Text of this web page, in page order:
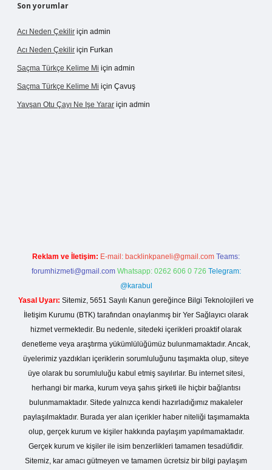
Son yorumlar
Acı Neden Çekilir için admin
Acı Neden Çekilir için Furkan
Saçma Türkçe Kelime Mi için admin
Saçma Türkçe Kelime Mi için Çavuş
Yavşan Otu Çayı Ne Işe Yarar için admin
Reklam ve İletişim: E-mail: backlinkpaneli@gmail.com Teams:
forumhizmeti@gmail.com Whatsapp: 0262 606 0 726 Telegram:
@karabul
Yasal Uyarı: Sitemiz, 5651 Sayılı Kanun gereğince Bilgi Teknolojileri ve
İletişim Kurumu (BTK) tarafından onaylanmış bir Yer Sağlayıcı olarak
hizmet vermektedir. Bu nedenle, sitedeki içerikleri proaktif olarak
denetleme veya araştırma yükümlülüğümüz bulunmamaktadır. Ancak,
üyelerimiz yazdıkları içeriklerin sorumluluğunu taşımakta olup, siteye
üye olarak bu sorumluluğu kabul etmiş sayılırlar. Bu internet sitesi,
herhangi bir marka, kurum veya şahıs şirketi ile hiçbir bağlantısı
bulunmamaktadır. Sitede yalnızca kendi hazırladığımız makaleler
paylaşılmaktadır. Burada yer alan içerikler haber niteliği taşımamakta
olup, gerçek kurum ve kişiler hakkında paylaşım yapılmamaktadır.
Gerçek kurum ve kişiler ile isim benzerlikleri tamamen tesadüfidir.
Sitemiz, kar amacı gütmeyen ve tamamen ücretsiz bir bilgi paylaşım